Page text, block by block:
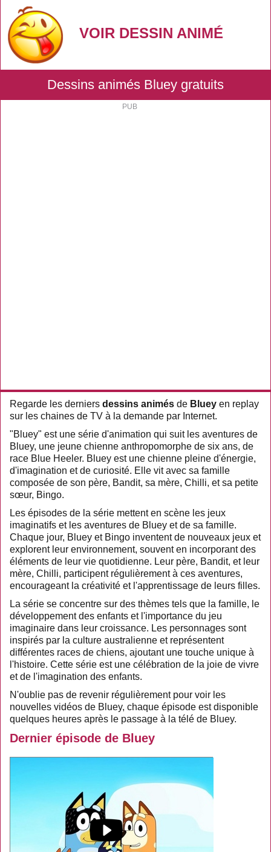
VOIR DESSIN ANIMÉ
Dessins animés Bluey gratuits
Regarde les derniers dessins animés de Bluey en replay
sur les chaines de TV à la demande par Internet.
"Bluey" est une série d'animation qui suit les aventures de
Bluey, une jeune chienne anthropomorphe de six ans, de
race Blue Heeler. Bluey est une chienne pleine d'énergie,
d'imagination et de curiosité. Elle vit avec sa famille
composée de son père, Bandit, sa mère, Chilli, et sa petite
sœur, Bingo.
Les épisodes de la série mettent en scène les jeux
imaginatifs et les aventures de Bluey et de sa famille.
Chaque jour, Bluey et Bingo inventent de nouveaux jeux et
explorent leur environnement, souvent en incorporant des
éléments de leur vie quotidienne. Leur père, Bandit, et leur
mère, Chilli, participent régulièrement à ces aventures,
encourageant la créativité et l'apprentissage de leurs filles.
La série se concentre sur des thèmes tels que la famille, le
développement des enfants et l'importance du jeu
imaginaire dans leur croissance. Les personnages sont
inspirés par la culture australienne et représentent
différentes races de chiens, ajoutant une touche unique à
l'histoire. Cette série est une célébration de la joie de vivre
et de l'imagination des enfants.
N'oublie pas de revenir régulièrement pour voir les
nouvelles vidéos de Bluey, chaque épisode est disponible
quelques heures après le passage à la télé de Bluey.
Dernier épisode de Bluey